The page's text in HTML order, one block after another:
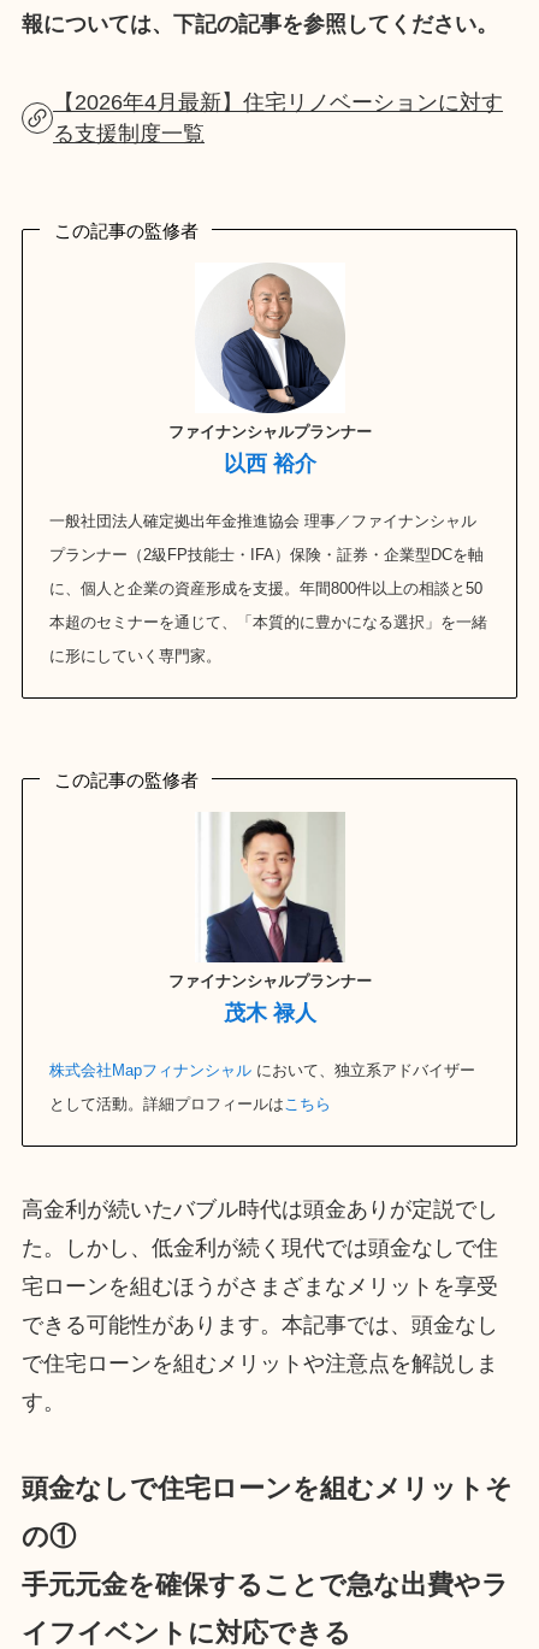
報については、下記の記事を参照してください。
【2026年4月最新】住宅リノベーションに対す
る支援制度一覧
この記事の監修者
ファイナンシャルプランナー
以西 裕介
一般社団法人確定拠出年金推進協会 理事／ファイナンシャル
プランナー（2級FP技能士・IFA）保険・証券・企業型DCを軸
に、個人と企業の資産形成を支援。年間800件以上の相談と50
本超のセミナーを通じて、「本質的に豊かになる選択」を一緒
に形にしていく専門家。
この記事の監修者
ファイナンシャルプランナー
茂木 禄人
株式会社Mapフィナンシャル において、独立系アドバイザー
として活動。詳細プロフィールは こちら
高金利が続いたバブル時代は頭金ありが定説でし
た。しかし、低金利が続く現代では頭金なしで住
宅ローンを組むほうがさまざまなメリットを享受
できる可能性があります。本記事では、頭金なし
で住宅ローンを組むメリットや注意点を解説しま
す。
頭金なしで住宅ローンを組むメリットそ
の①
手元元金を確保することで急な出費やラ
イフイベントに対応できる